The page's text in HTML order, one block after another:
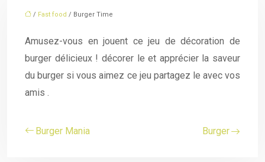
/ Fast food / Burger Time
Amusez-vous en jouent ce jeu de décoration de
burger délicieux ! décorer le et apprécier la saveur
du burger si vous aimez ce jeu partagez le avec vos
amis .
Burger Mania Burger